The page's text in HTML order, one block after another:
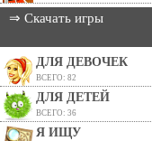
⇒ Скачать игры
ДЛЯ ДЕВОЧЕК
ВСЕГО: 82
ДЛЯ ДЕТЕЙ
ВСЕГО: 36
Я ИЩУ